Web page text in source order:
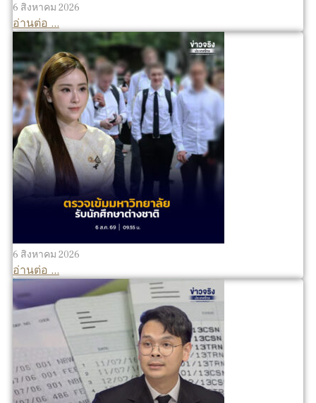
6 สิงหาคม 2026
อ่านต่อ ...
6 สิงหาคม 2026
อ่านต่อ ...